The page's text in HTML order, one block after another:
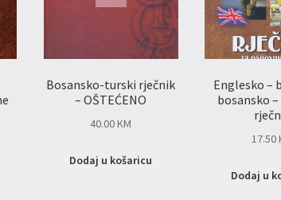
Bosansko-turski rječnik
– OŠTEĆENO
40.00KM
Dodaj u košaricu
Englesko –
bosansko
17.50
Dodaj u